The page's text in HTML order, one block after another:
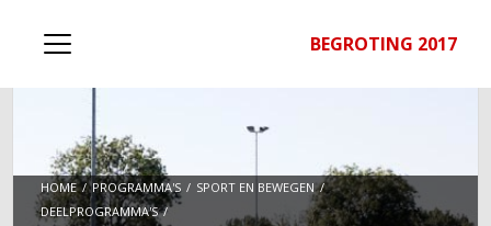
BEGROTING 2017
HOME PROGRAMMA'S
SPORT EN BEWEGEN
DEELPROGRAMMA'S